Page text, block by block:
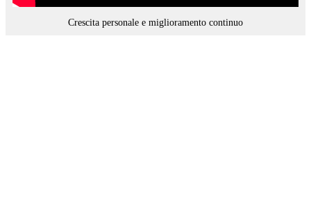
Crescita personale e miglioramento continuo